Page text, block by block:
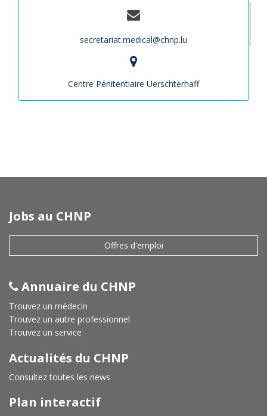
secretariat.medical@chnp.lu
Centre Pénitentiaire Uerschterhaff
Jobs au CHNP
Offres d'emploi
Annuaire du CHNP
Trouvez un médecin
Trouvez un autre professionnel
Trouvez un service
Actualités du CHNP
Consultez toutes les news
Plan interactif